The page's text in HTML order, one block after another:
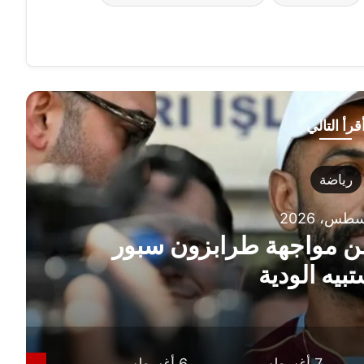
التالي
رياضة
مواجهة طرابزون سبور
الودية